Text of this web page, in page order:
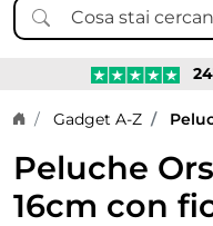
Home page
Gadget A-Z
Peluche
16cm con